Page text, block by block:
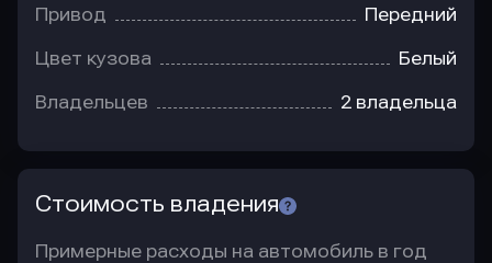
Привод Передний
Цвет кузова Белый
Владельцев 2 владельца
Стоимость владения
Примерные расходы на автомобиль в год